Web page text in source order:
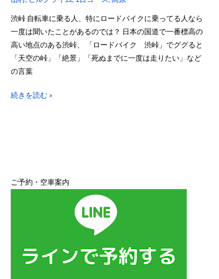
渋峠 自転車に乗る人、特にロードバイクに乗ってる人なら
一度は聞いたことがあるのでは？ 日本の国道で一番標高の
高い地点のある渋峠、 「ロードバイク 渋峠」でググると
「天空の峠」「絶景」「死ぬまでに一度は走りたい」など
の言葉
イ
（高
→
笠
峠
山）
続きを読む »
ご予約・空車案内